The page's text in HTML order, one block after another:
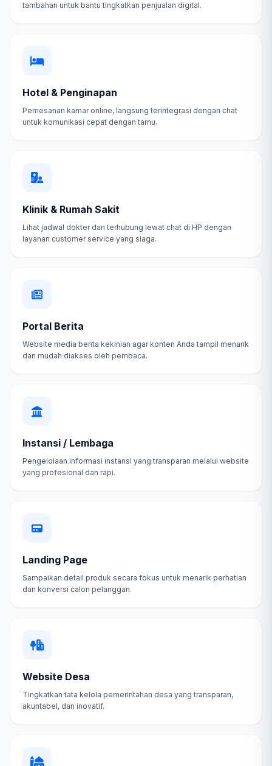
tambahan untuk bantu tingkatkan penjualan digital.
Hotel & Penginapan
Pemesanan kamar online, langsung terintegrasi dengan chat
untuk komunikasi cepat dengan tamu.
Klinik & Rumah Sakit
Lihat jadwal dokter dan terhubung lewat chat di HP dengan
layanan customer service yang siaga.
Portal Berita
Website media berita kekinian agar konten Anda tampil menarik
dan mudah diakses oleh pembaca.
Instansi / Lembaga
Pengelolaan informasi instansi yang transparan melalui website
yang profesional dan rapi.
Landing Page
Sampaikan detail produk secara fokus untuk menarik perhatian
dan konversi calon pelanggan.
Website Desa
Tingkatkan tata kelola pemerintahan desa yang transparan,
akuntabel, dan inovatif.